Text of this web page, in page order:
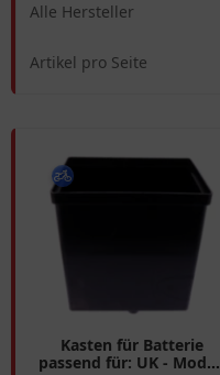
Alle Hersteller
Artikel pro Seite
Kasten für Batterie
passend für: UK - Moden